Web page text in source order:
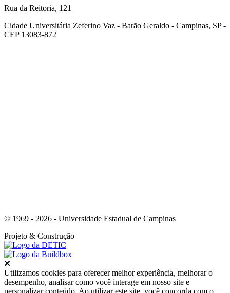
Rua da Reitoria, 121
Cidade Universitária Zeferino Vaz - Barão Geraldo - Campinas, SP -
CEP 13083-872
© 1969 - 2026 - Universidade Estadual de Campinas
Projeto & Construção
Utilizamos cookies para oferecer melhor experiência, melhorar o
desempenho, analisar como você interage em nosso site e
personalizar conteúdo. Ao utilizar este site, você concorda com o